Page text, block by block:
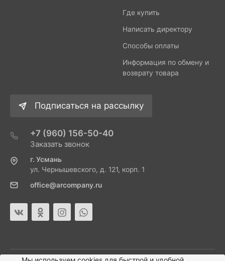
Где купить
Написать директору
Способы оплаты
Информация по обмену и
возврату товара
Подписаться на рассылку
+7 (960) 156-50-40
Заказать звонок
г. Усмань
ул. Чернышевского, д. 121, корп. 1
office@arcompany.ru